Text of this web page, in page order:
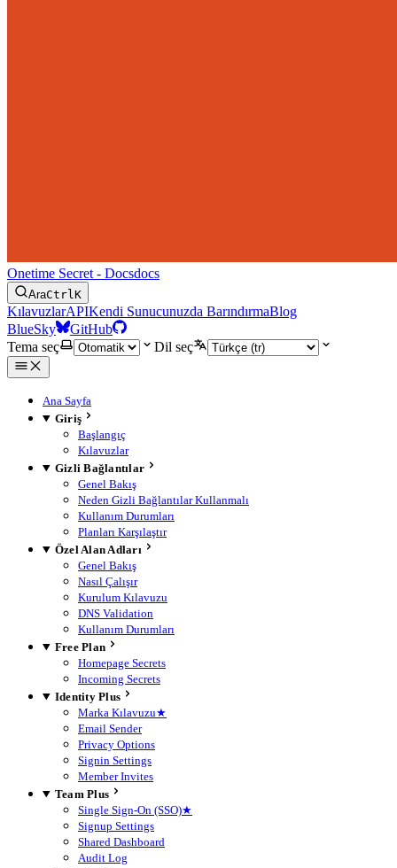
Onetime Secret - Docsdocs
AraCtrlK
KılavuzlarAPIKendi Sunucunuzda BarındırmaBlog
BlueSky
GitHub
Tema seç
Dil seç
Ana Sayfa
Giriş
Başlangıç
Kılavuzlar
Gizli Bağlantılar
Genel Bakış
Neden Gizli Bağlantılar Kullanmalı
Kullanım Durumları
Planları Karşılaştır
Özel Alan Adları
Genel Bakış
Nasıl Çalışır
Kurulum Kılavuzu
DNS Validation
Kullanım Durumları
Free Plan
Homepage Secrets
Incoming Secrets
Identity Plus
Marka Kılavuzu★
Email Sender
Privacy Options
Signin Settings
Member Invites
Team Plus
Single Sign-On (SSO)★
Signup Settings
Shared Dashboard
Audit Log